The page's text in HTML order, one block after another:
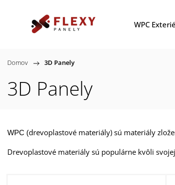
WPC
Domov / 3D Panely
3D Panely
WPC (drevoplastové materiály) sú materiály
Drevoplastové materiály sú populárne kvôli